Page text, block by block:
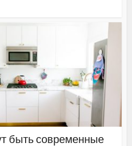
быть современные